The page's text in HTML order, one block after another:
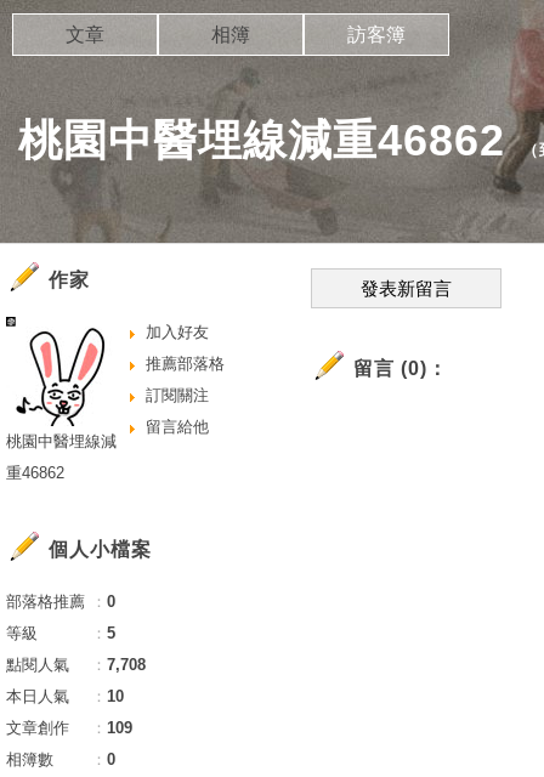
桃園中醫埋線減重46862（
文章 相簿 訪客簿
發表新留言
留言 (0)：
作家
加入好友
推薦部落格
訂閱關注
留言給他
桃園中醫埋線減
重46862
個人小檔案
部落格推薦 ： 0
等級
： 5
點閱人氣
： 7,708
本日人氣
： 10
文章創作
： 109
相簿數
： 0